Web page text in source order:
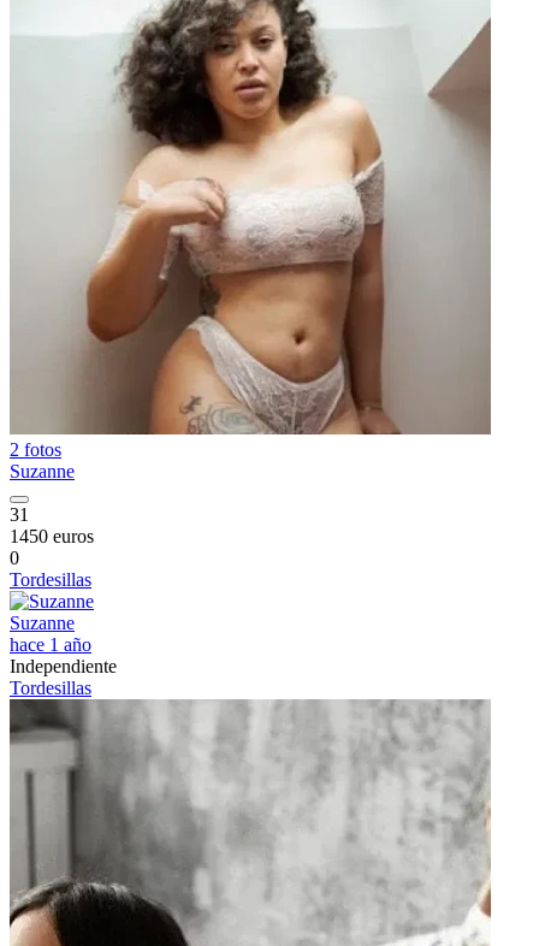
2 fotos
Suzanne
31
1450 euros
0
Tordesillas
Suzanne
hace 1 año
Independiente
Tordesillas